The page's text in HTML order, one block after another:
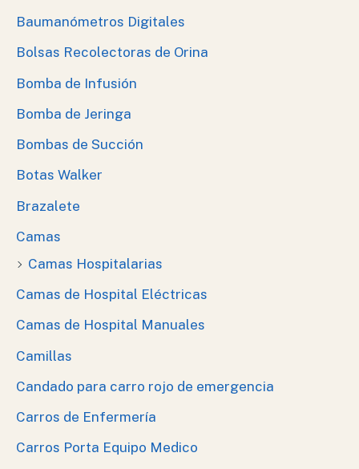
Baumanómetros Digitales
Bolsas Recolectoras de Orina
Bomba de Infusión
Bomba de Jeringa
Bombas de Succión
Botas Walker
Brazalete
Camas
Camas Hospitalarias
Camas de Hospital Eléctricas
Camas de Hospital Manuales
Camillas
Candado para carro rojo de emergencia
Carros de Enfermería
Carros Porta Equipo Medico